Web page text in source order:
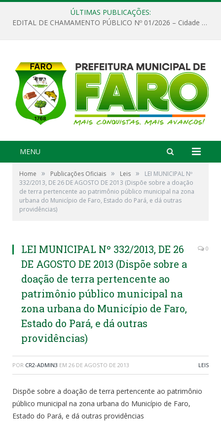
ÚLTIMAS PUBLICAÇÕES:
EDITAL DE CHAMAMENTO PÚBLICO Nº 01/2026 – Cidade de Faro
MENU
Home » Publicações Oficiais » Leis »
LEI MUNICIPAL Nº
332/2013, DE 26 DE AGOSTO DE 2013 (Dispõe sobre a doação
de terra pertencente ao patrimônio público municipal na zona
urbana do Município de Faro, Estado do Pará, e dá outras
providências)
LEI MUNICIPAL Nº 332/2013, DE 26
DE AGOSTO DE 2013 (Dispõe sobre a
doação de terra pertencente ao
patrimônio público municipal na
zona urbana do Município de Faro,
Estado do Pará, e dá outras
providências)
0
POR CR2-ADMIN3 EM 26 DE AGOSTO DE 2013 LEIS
Dispõe sobre a doação de terra pertencente ao patrimônio
público municipal na zona urbana do Município de Faro,
Estado do Pará, e dá outras providências